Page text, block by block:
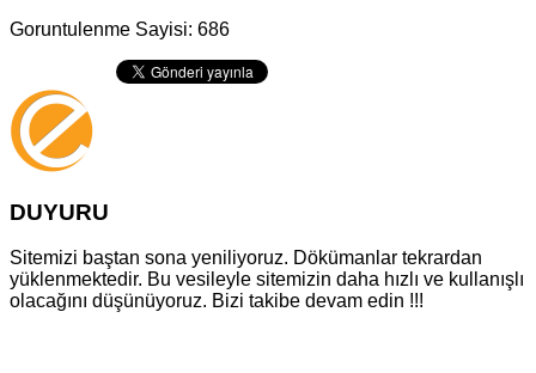
Goruntulenme Sayisi: 686
DUYURU
Sitemizi baştan sona yeniliyoruz. Dökümanlar tekrardan
yüklenmektedir. Bu vesileyle sitemizin daha hızlı ve kullanışlı
olacağını düşünüyoruz. Bizi takibe devam edin !!!